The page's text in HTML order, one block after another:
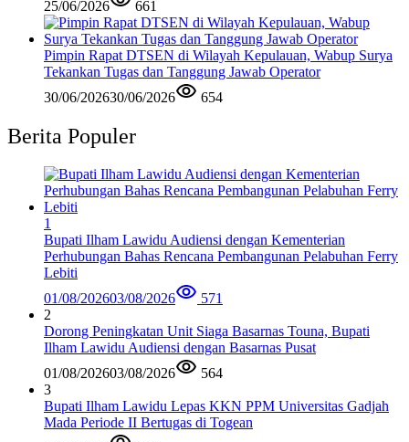
25/06/2026
661
Pimpin Rapat DTSEN di Wilayah Kepulauan, Wabup Surya
Tekankan Tugas dan Tanggung Jawab Operator
30/06/202630/06/2026 654
Berita Populer
1
Bupati Ilham Lawidu Audiensi dengan Kementerian
Perhubungan Bahas Rencana Pembangunan Pelabuhan Ferry
Lebiti
01/08/202603/08/2026
571
2
Dorong Peningkatan Unit Siaga Basarnas Touna, Bupati
Ilham Lawidu Audiensi dengan Basarnas Pusat
01/08/202603/08/2026
564
3
Bupati Ilham Lawidu Lepas KKN PPM Universitas Gadjah
Mada Periode II Bertugas di Togean